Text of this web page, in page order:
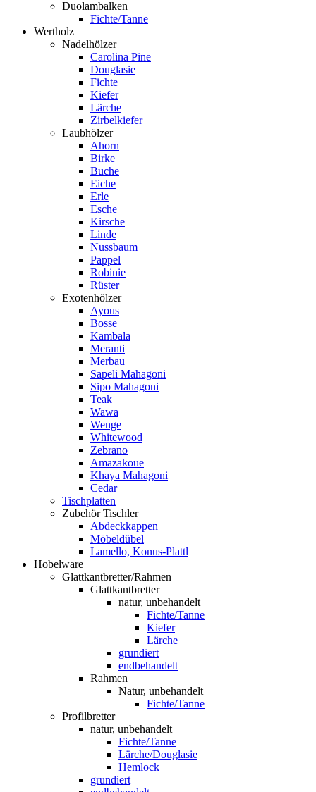
Duolambalken
Fichte/Tanne
Wertholz
Nadelhölzer
Carolina Pine
Douglasie
Fichte
Kiefer
Lärche
Zirbelkiefer
Laubhölzer
Ahorn
Birke
Buche
Eiche
Erle
Esche
Kirsche
Linde
Nussbaum
Pappel
Robinie
Rüster
Exotenhölzer
Ayous
Bosse
Kambala
Meranti
Merbau
Sapeli Mahagoni
Sipo Mahagoni
Teak
Wawa
Wenge
Whitewood
Zebrano
Amazakoue
Khaya Mahagoni
Cedar
Tischplatten
Zubehör Tischler
Abdeckkappen
Möbeldübel
Lamello, Konus-Plattl
Hobelware
Glattkantbretter/Rahmen
Glattkantbretter
natur, unbehandelt
Fichte/Tanne
Kiefer
Lärche
grundiert
endbehandelt
Rahmen
Natur, unbehandelt
Fichte/Tanne
Profilbretter
natur, unbehandelt
Fichte/Tanne
Lärche/Douglasie
Hemlock
grundiert